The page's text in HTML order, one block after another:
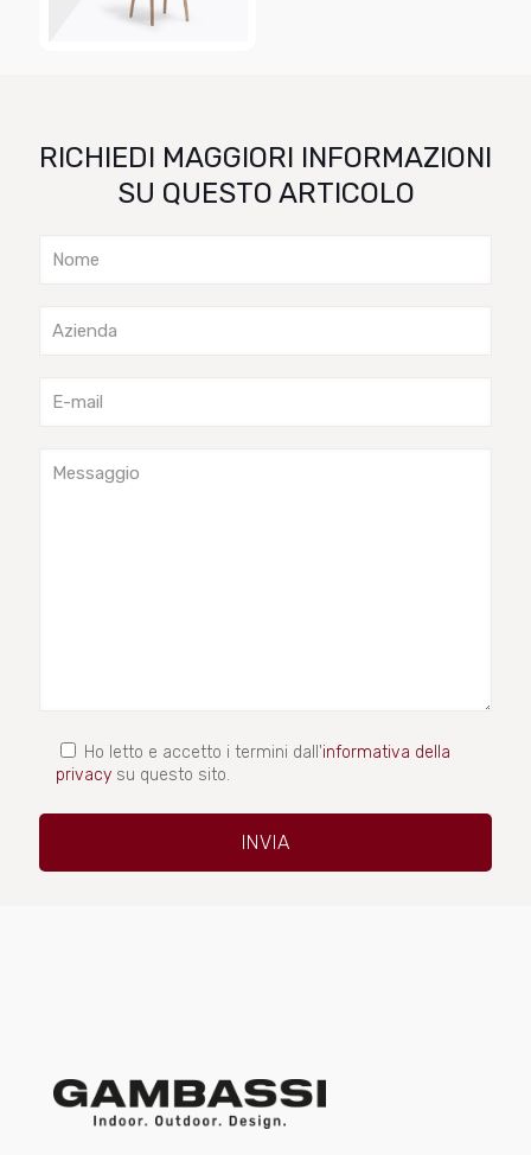
RICHIEDI MAGGIORI INFORMAZIONI
SU QUESTO ARTICOLO
Ho letto e accetto i termini dall'informativa della
privacy su questo sito.